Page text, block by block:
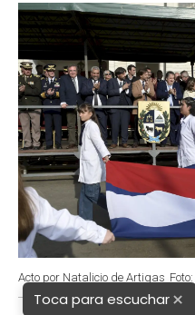
k
p
n
Acto por Natalicio de Artigas
Toca para escuchar×